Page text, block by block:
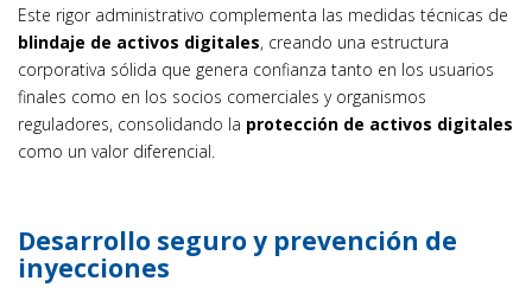
Este rigor administrativo complementa las medidas técnicas de
blindaje de activos digitales, creando una estructura
corporativa sólida que genera confianza tanto en los usuarios
finales como en los socios comerciales y organismos
reguladores, consolidando la protección de activos digitales
como un valor diferencial.
Desarrollo seguro y prevención de
inyecciones